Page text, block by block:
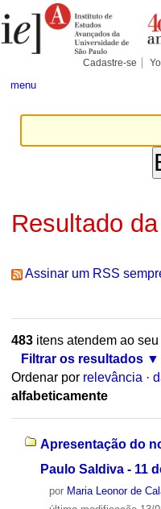
para
conteúdo.
Pessoais
Cadastre-se
menu
Resultado
Assinar um RSS
483itens atendem ao seu
Filtrar os resultados
Ordenar por relevância ·
alfabeticamente
Apresentação do
Paulo Saldiva - 11
por Maria Leonor de